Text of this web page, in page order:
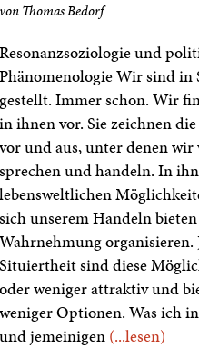
von Thomas Bedorf
Resonanzsoziologie und
Phänomenologie Wir sind in
gestellt. Immer schon. Wir
in ihnen vor. Sie zeichnen
vor und aus, unter denen wir
sprechen und handeln. In
lebensweltlichen
sich unserem Handeln
Wahrnehmung organisieren.
Situiertheit sind diese
oder weniger attraktiv und
weniger Optionen. Was ich
und jemeinigen (...lesen)